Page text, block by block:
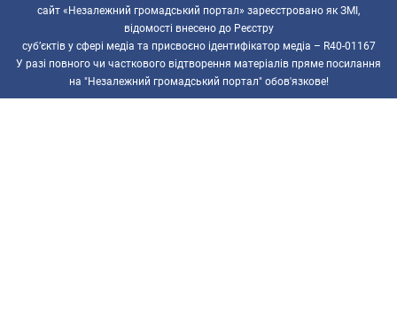
сайт «Незалежний громадський портал» зареєстровано як ЗМІ,
відомості внесено до Реєстру
суб’єктів у сфері медіа та присвоєно ідентифікатор медіа – R40-01167
У разі повного чи часткового відтворення матеріалів пряме посилання
на "Незалежний громадський портал" обов'язкове!